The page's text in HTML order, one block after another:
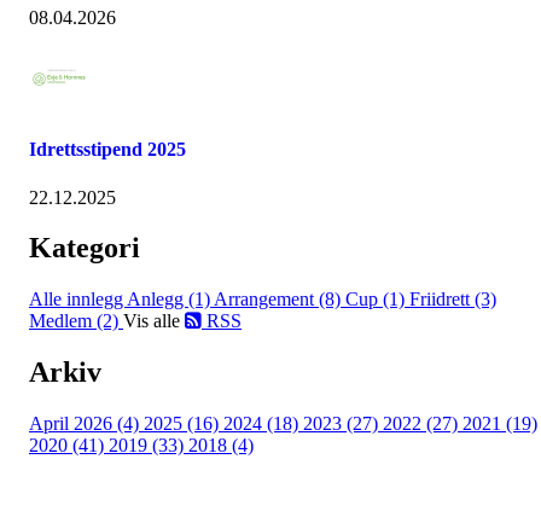
08.04.2026
Idrettsstipend 2025
22.12.2025
Kategori
Alle innlegg Anlegg (1) Arrangement (8) Cup (1) Friidrett (3)
Medlem (2) Vis alle RSS
Arkiv
April 2026 (4) 2025 (16) 2024 (18) 2023 (27) 2022 (27) 2021 (19)
2020 (41) 2019 (33) 2018 (4)